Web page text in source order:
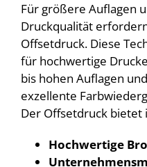
Für größere Auflagen
Druckqualität
Offsetdruck. Diese
für hochwertige
bis hohen Auflagen
exzellente
Der Offsetdruck bietet
Hochwertige